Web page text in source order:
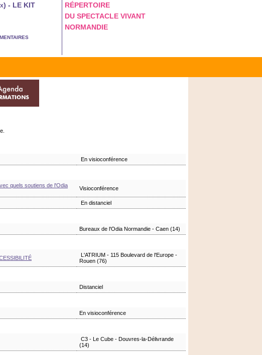
- LE KIT
RÉPERTOIRE
DU SPECTACLE VIVANT
NORMANDIE
En visioconférence
quels soutiens de l'Odia
Visioconférence
En distanciel
Bureaux de l'Odia Normandie - Caen (14)
L'ATRIUM - 115 Boulevard de l'Europe -
Rouen (76)
Distanciel
En visioconférence
C3 - Le Cube - Douvres-la-Délivrande
(14)